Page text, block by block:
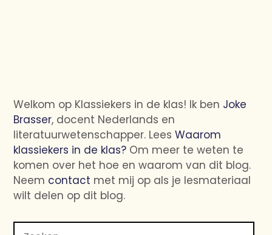
Welkom op Klassiekers in de klas! Ik ben Joke
Brasser, docent Nederlands en
literatuurwetenschapper. LeesWaarom
klassiekers in de klas? Om meer te weten te
komen over het hoe en waarom van dit blog.
Neem contact met mij op als je lesmateriaal
wilt delen op dit blog.